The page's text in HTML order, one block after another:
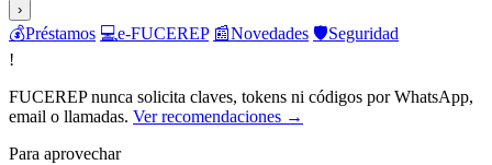
›
💰Préstamos 💻e-FUCEREP 📰Novedades 🛡️Seguridad
!
FUCEREP nunca solicita claves, tokens ni códigos por WhatsApp,
email o llamadas. Ver recomendaciones →
Para aprovechar